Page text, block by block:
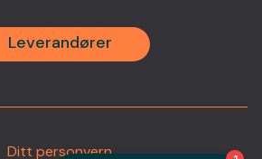
Leverandører
Ditt personvern